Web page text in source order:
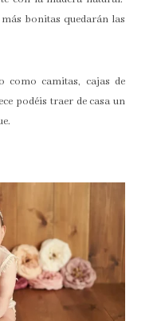
más bonitas quedarán las
como camitas, cajas de
podéis traer de casa un